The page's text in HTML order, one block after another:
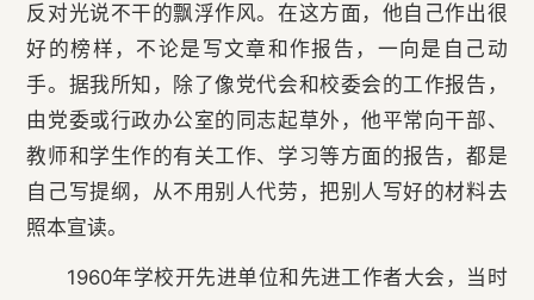
反对光说不干的飘浮作风。在这方面，他自己作出很
好的榜样，不论是写文章和作报告，一向是自己动
手。据我所知，除了像党代会和校委会的工作报告，
由党委或行政办公室的同志起草外，他平常向干部、
教师和学生作的有关工作、学习等方面的报告，都是
自己写提纲，从不用别人代劳，把别人写好的材料去
照本宣读。
1960年学校开先进单位和先进工作者大会，当时